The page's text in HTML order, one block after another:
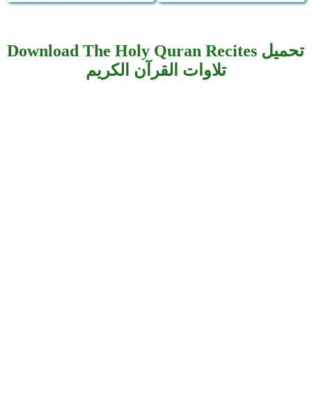
Download The Holy Quran Recites تحميل
تلاوات القرآن الكريم